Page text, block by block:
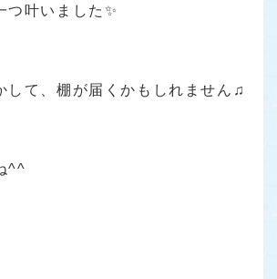
つ叶いました✨
して、棚が届くかもしれません♫
^^